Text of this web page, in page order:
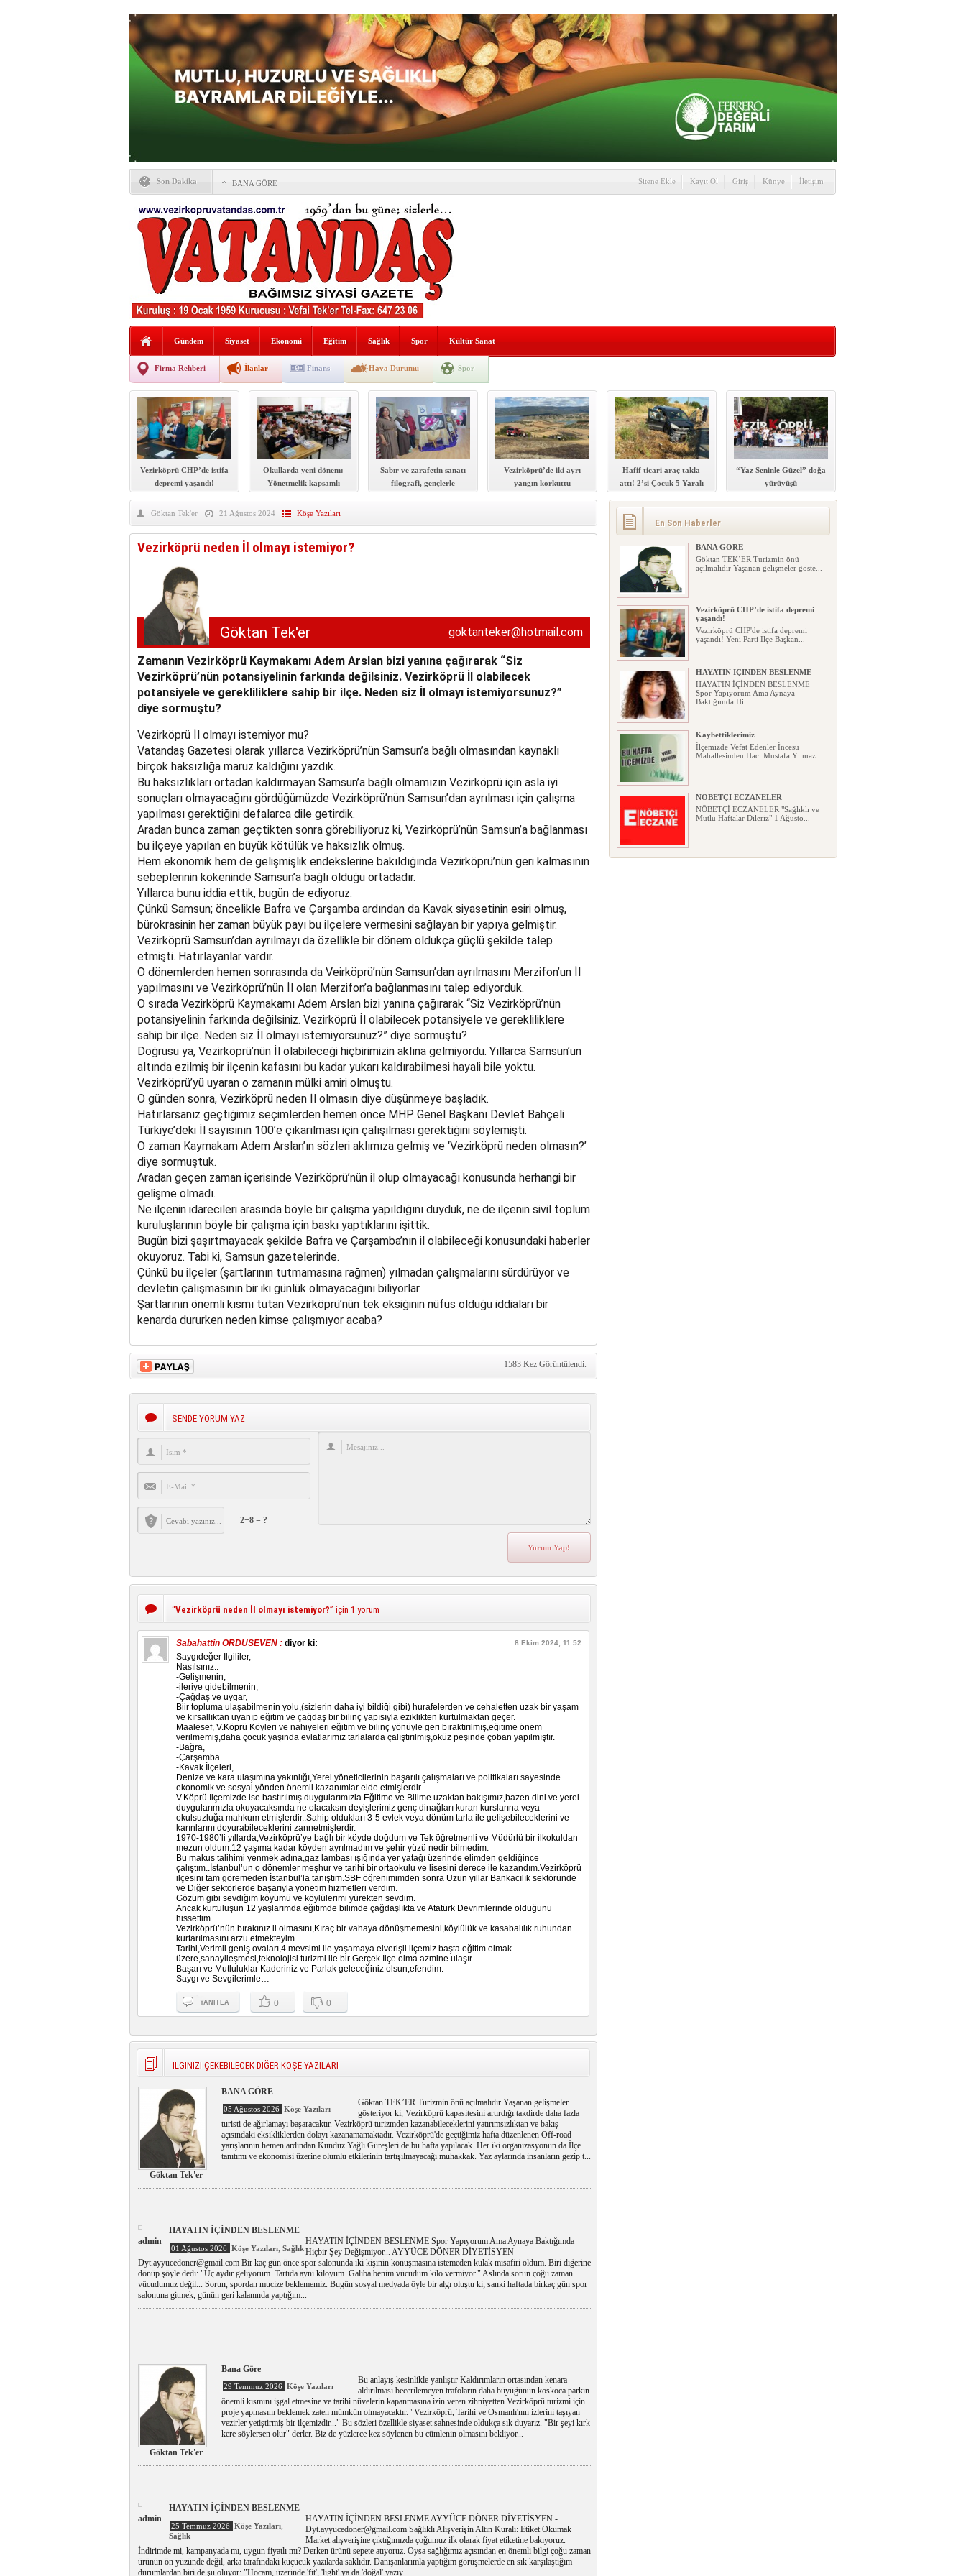
Son Dakika BANA GÖRE
Vezirköprü CHP’de istifa depremi yaşandı!
HAYATIN İÇİNDEN BESLENME
Kaybettiklerimiz
NÖBETÇİ ECZANELER
Okullarda yeni dönem: Yönetmelik kapsamlı şekilde
değişti
taşınıyor
Hafif ticari araç takla attı! 2’si Çocuk 5 Yaralı
“Yaz Seninle Güzel” doğa yürüyüşü
Sitene Ekle Kayıt Ol Giriş Künye İletişim
Gündem Siyaset Ekonomi Eğitim Sağlık Spor Kültür Sanat
Firma Rehberi İlanlar Finans Hava Durumu Spor
Vezirköprü CHP’de istifa
depremi yaşandı!
Okullarda yeni dönem:
Yönetmelik kapsamlı
Sabır ve zarafetin sanatı
filografi, gençlerle
Vezirköprü’de iki ayrı
yangın korkuttu
Hafif ticari araç takla
attı! 2’si Çocuk 5 Yaralı
“Yaz Seninle Güzel” doğa
yürüyüşü
Göktan Tek'er 21 Ağustos 2024 Köşe Yazıları
Vezirköprü neden İl olmayı istemiyor?
Göktan Tek'er goktanteker@hotmail.com
Zamanın Vezirköprü Kaymakamı Adem Arslan bizi yanına çağırarak “Siz
Vezirköprü’nün potansiyelinin farkında değilsiniz. Vezirköprü İl olabilecek
potansiyele ve gerekliliklere sahip bir ilçe. Neden siz İl olmayı istemiyorsunuz?”
diye sormuştu?
Vezirköprü İl olmayı istemiyor mu?
Vatandaş Gazetesi olarak yıllarca Vezirköprü’nün Samsun’a bağlı olmasından kaynaklı
birçok haksızlığa maruz kaldığını yazdık.
Bu haksızlıkları ortadan kaldırmayan Samsun’a bağlı olmamızın Vezirköprü için asla iyi
sonuçları olmayacağını gördüğümüzde Vezirköprü’nün Samsun’dan ayrılması için çalışma
yapılması gerektiğini defalarca dile getirdik.
Aradan bunca zaman geçtikten sonra görebiliyoruz ki, Vezirköprü’nün Samsun’a bağlanması
bu ilçeye yapılan en büyük kötülük ve haksızlık olmuş.
Hem ekonomik hem de gelişmişlik endekslerine bakıldığında Vezirköprü’nün geri kalmasının
sebeplerinin kökeninde Samsun’a bağlı olduğu ortadadır.
Yıllarca bunu iddia ettik, bugün de ediyoruz.
Çünkü Samsun; öncelikle Bafra ve Çarşamba ardından da Kavak siyasetinin esiri olmuş,
bürokrasinin her zaman büyük payı bu ilçelere vermesini sağlayan bir yapıya gelmiştir.
Vezirköprü Samsun’dan ayrılmayı da özellikle bir dönem oldukça güçlü şekilde talep
etmişti. Hatırlayanlar vardır.
O dönemlerden hemen sonrasında da Veirköprü’nün Samsun’dan ayrılmasını Merzifon’un İl
yapılmasını ve Vezirköprü’nün İl olan Merzifon’a bağlanmasını talep ediyorduk.
O sırada Vezirköprü Kaymakamı Adem Arslan bizi yanına çağırarak “Siz Vezirköprü’nün
potansiyelinin farkında değilsiniz. Vezirköprü İl olabilecek potansiyele ve gerekliliklere
sahip bir ilçe. Neden siz İl olmayı istemiyorsunuz?” diye sormuştu?
Doğrusu ya, Vezirköprü’nün İl olabileceği hiçbirimizin aklına gelmiyordu. Yıllarca Samsun’un
altında ezilmiş bir ilçenin kafasını bu kadar yukarı kaldırabilmesi hayali bile yoktu.
Vezirköprü’yü uyaran o zamanın mülki amiri olmuştu.
O günden sonra, Vezirköprü neden İl olmasın diye düşünmeye başladık.
Hatırlarsanız geçtiğimiz seçimlerden hemen önce MHP Genel Başkanı Devlet Bahçeli
Türkiye’deki İl sayısının 100’e çıkarılması için çalışılması gerektiğini söylemişti.
O zaman Kaymakam Adem Arslan’ın sözleri aklımıza gelmiş ve ‘Vezirköprü neden olmasın?’
diye sormuştuk.
Aradan geçen zaman içerisinde Vezirköprü’nün il olup olmayacağı konusunda herhangi bir
gelişme olmadı.
Ne ilçenin idarecileri arasında böyle bir çalışma yapıldığını duyduk, ne de ilçenin sivil toplum
kuruluşlarının böyle bir çalışma için baskı yaptıklarını işittik.
Bugün bizi şaşırtmayacak şekilde Bafra ve Çarşamba’nın il olabileceği konusundaki haberler
okuyoruz. Tabi ki, Samsun gazetelerinde.
Çünkü bu ilçeler (şartlarının tutmamasına rağmen) yılmadan çalışmalarını sürdürüyor ve
devletin çalışmasının bir iki günlük olmayacağını biliyorlar.
Şartlarının önemli kısmı tutan Vezirköprü’nün tek eksiğinin nüfus olduğu iddiaları bir
kenarda dururken neden kimse çalışmıyor acaba?
1583 Kez Görüntülendi.
SENDE YORUM YAZ
2+8 = ?
“Vezirköprü neden İl olmayı istemiyor?” için 1 yorum
Sabahattin ORDUSEVEN : diyor ki: 8 Ekim 2024, 11:52
Saygıdeğer İlgililer,
Nasılsınız..
-Gelişmenin,
-ileriye gidebilmenin,
-Çağdaş ve uygar,
Biir topluma ulaşabilmenin yolu,(sizlerin daha iyi bildiği gibi) hurafelerden ve cehaletten uzak bir yaşam
ve kırsallıktan uyanıp eğitim ve çağdaş bir bilinç yapısıyla eziklikten kurtulmaktan geçer.
Maalesef, V.Köprü Köyleri ve nahiyeleri eğitim ve bilinç yönüyle geri bıraktırılmış,eğitime önem
verilmemiş,daha çocuk yaşında evlatlarımız tarlalarda çalıştırılmış,öküz peşinde çoban yapılmıştır.
-Bağra,
-Çarşamba
-Kavak İlçeleri,
Denize ve kara ulaşımına yakınlığı,Yerel yöneticilerinin başarılı çalışmaları ve politikaları sayesinde
ekonomik ve sosyal yönden önemli kazanımlar elde etmişlerdir.
V.Köprü İlçemizde ise bastırılmış duygularımızla Eğitime ve Bilime uzaktan bakışımız,bazen dini ve yerel
duygularımızla okuyacaksında ne olacaksın deyişlerimiz genç dinağları kuran kurslarına veya
okulsuzluğa mahkum etmişlerdir..Sahip oldukları 3-5 evlek veya dönüm tarla ile gelişebileceklerini ve
karınlarını doyurabileceklerini zannetmişlerdir.
1970-1980’li yıllarda,Vezirköprü’ye bağlı bir köyde doğdum ve Tek öğretmenli ve Müdürlü bir ilkokuldan
mezun oldum.12 yaşıma kadar köyden ayrılmadım ve şehir yüzü nedir bilmedim.
Bu makus talihimi yenmek adına,gaz lambası ışığında yer yatağı üzerinde elimden geldiğince
çalıştım..İstanbul’un o dönemler meşhur ve tarihi bir ortaokulu ve lisesini derece ile kazandım.Vezirköprü
ilçesini tam göremeden İstanbul’la tanıştım.SBF öğrenimimden sonra Uzun yıllar Bankacılık sektöründe
ve Diğer sektörlerde başarıyla yönetim hizmetleri verdim.
Gözüm gibi sevdiğim köyümü ve köylülerimi yürekten sevdim.
Ancak kurtuluşun 12 yaşlarımda eğitimde bilimde çağdaşlıkta ve Atatürk Devrimlerinde olduğunu
hissettim.
Vezirköprü’nün bırakınız il olmasını,Kıraç bir vahaya dönüşmemesini,köylülük ve kasabalılık ruhundan
kurtarılmasını arzu etmekteyim.
Tarihi,Verimli geniş ovaları,4 mevsimi ile yaşamaya elverişli ilçemiz başta eğitim olmak
üzere,sanayileşmesi,teknolojisi turizmi ile bir Gerçek İlçe olma azmine ulaşır…
Başarı ve Mutluluklar Kaderiniz ve Parlak geleceğiniz olsun,efendim.
Saygı ve Sevgilerimle…
YANITLA 0 0
İLGİNİZİ ÇEKEBİLECEK DİĞER KÖŞE YAZILARI
Göktan Tek'er
BANA GÖRE
05 Ağustos 2026 Köşe Yazıları
Göktan TEK’ER Turizmin önü açılmalıdır Yaşanan gelişmeler
gösteriyor ki, Vezirköprü kapasitesini artırdığı takdirde daha fazla
turisti de ağırlamayı başaracaktır. Vezirköprü turizmden kazanabileceklerini yatırımsızlıktan ve bakış
açısındaki eksikliklerden dolayı kazanamamaktadır. Vezirköprü'de geçtiğimiz hafta düzenlenen Off-road
yarışlarının hemen ardından Kunduz Yağlı Güreşleri de bu hafta yapılacak. Her iki organizasyonun da İlçe
tanıtımı ve ekonomisi üzerine olumlu etkilerinin tartışılmayacağı muhakkak. Yaz aylarında insanların gezip t...
admin
HAYATIN İÇİNDEN BESLENME
01 Ağustos 2026 Köşe Yazıları, Sağlık
HAYATIN İÇİNDEN BESLENME Spor Yapıyorum Ama Aynaya Baktığımda
Hiçbir Şey Değişmiyor... AYYÜCE DÖNER DİYETİSYEN -
Dyt.ayyucedoner@gmail.com Bir kaç gün önce spor salonunda iki kişinin konuşmasına istemeden kulak misafiri oldum. Biri diğerine
dönüp şöyle dedi: "Üç aydır geliyorum. Tartıda aynı kiloyum. Galiba benim vücudum kilo vermiyor." Aslında sorun çoğu zaman
vücudumuz değil... Sorun, spordan mucize beklememiz. Bugün sosyal medyada öyle bir algı oluştu ki; sanki haftada birkaç gün spor
salonuna gitmek, günün geri kalanında yaptığım...
Göktan Tek'er
Bana Göre
29 Temmuz 2026 Köşe Yazıları
Bu anlayış kesinlikle yanlıştır Kaldırımların ortasından kenara
aldırılması becerilemeyen trafoların daha büyüğünün koskoca parkın
önemli kısmını işgal etmesine ve tarihi nüvelerin kapanmasına izin veren zihniyetten Vezirköprü turizmi için
proje yapmasını beklemek zaten mümkün olmayacaktır. "Vezirköprü, Tarihi ve Osmanlı'nın izlerini taşıyan
vezirler yetiştirmiş bir ilçemizdir..." Bu sözleri özellikle siyaset sahnesinde oldukça sık duyarız. "Bir şeyi kırk
kere söylersen olur" derler. Biz de yüzlerce kez söylenen bu cümlenin olmasını bekliyor...
admin
HAYATIN İÇİNDEN BESLENME
25 Temmuz 2026 Köşe Yazıları,
Sağlık
HAYATIN İÇİNDEN BESLENME AYYÜCE DÖNER DİYETİSYEN -
Dyt.ayyucedoner@gmail.com Sağlıklı Alışverişin Altın Kuralı: Etiket Okumak
Market alışverişine çıktığımızda çoğumuz ilk olarak fiyat etiketine bakıyoruz.
İndirimde mi, kampanyada mı, uygun fiyatlı mı? Derken ürünü sepete atıyoruz. Oysa sağlığımız açısından en önemli bilgi çoğu zaman
ürünün ön yüzünde değil, arka tarafındaki küçücük yazılarda saklıdır. Danışanlarımla yaptığım görüşmelerde en sık karşılaştığım
durumlardan biri de şu oluyor: "Hocam, üzerinde 'fit', 'light' ya da 'doğal' yazıy...
En Son Haberler
BANA GÖRE
Göktan TEK’ER Turizmin önü
açılmalıdır Yaşanan gelişmeler göste...
Vezirköprü CHP’de istifa depremi
yaşandı!
Vezirköprü CHP'de istifa depremi
yaşandı! Yeni Parti İlçe Başkan...
HAYATIN İÇİNDEN BESLENME
HAYATIN İÇİNDEN BESLENME
Spor Yapıyorum Ama Aynaya
Baktığımda Hi...
Kaybettiklerimiz
İlçemizde Vefat Edenler İncesu
Mahallesinden Hacı Mustafa Yılmaz...
NÖBETÇİ ECZANELER
NÖBETÇİ ECZANELER "Sağlıklı ve
Mutlu Haftalar Dileriz" 1 Ağusto...
Okullarda yeni dönem: Yönetmelik